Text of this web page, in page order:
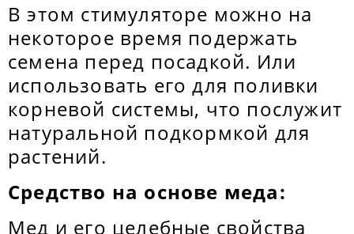
В этом стимуляторе можно на
некоторое время подержать
семена перед посадкой. Или
использовать его для поливки
корневой системы, что послужит
натуральной подкормкой для
растений.
Средство на основе меда:
Мед и его целебные свойства